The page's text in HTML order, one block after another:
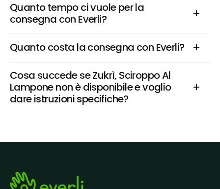
Quanto tempo ci vuole per la
consegna con Everli?
Quanto costa la consegna con Everli?
Cosa succede se Zukrì, Sciroppo Al
Lampone non è disponibile e voglio
dare istruzioni specifiche?